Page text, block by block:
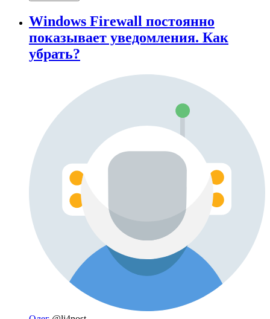
Windows Firewall постоянно
показывает уведомления. Как
убрать?